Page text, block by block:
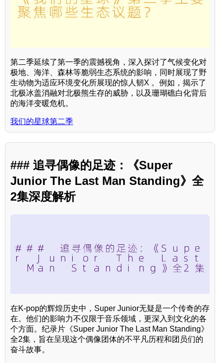
第二季延续了第一季的震撼视角，深入探讨了气候变化对
极地、海洋、森林等脆弱生态系统的影响，同时展现了野
生动物为适应环境变化所展现的惊人韧X 。例如，揭示了
北极冰盖消融对北极熊生存的威胁，以及珊瑚礁白化背后
的海洋变暖危机。
我们的星球第二季
### 追寻偶像的足迹：《Super
Junior The Last Man Standing》全
2集深度解析
在K-pop的辉煌历史中，Super Junior无疑是一个传奇的存
在。他们的影响力不仅限于音乐领域，更深入到文化的各
个方面。纪录片《Super Junior The Last Man Standing》
全2集，旨在呈现这个偶像团体的不平凡历程和团员们的
奋斗故事。